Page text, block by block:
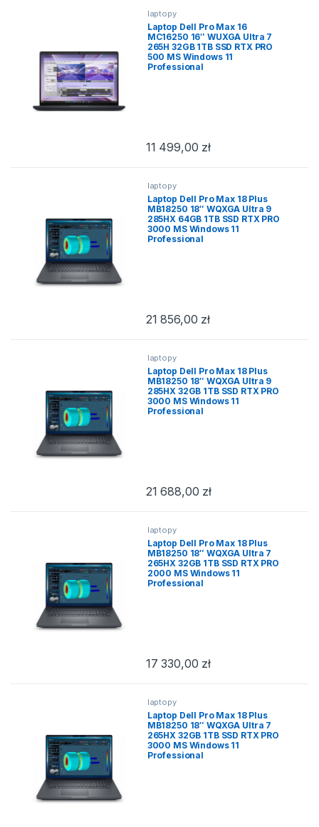
laptopy
Laptop Dell Pro Max 16
MC16250 16″ WUXGA Ultra 7
265H 32GB 1TB SSD RTX PRO
500 MS Windows 11
Professional
11 499,00 zł
laptopy
Laptop Dell Pro Max 18 Plus
MB18250 18″ WQXGA Ultra 9
285HX 64GB 1TB SSD RTX PRO
3000 MS Windows 11
Professional
21 856,00 zł
laptopy
Laptop Dell Pro Max 18 Plus
MB18250 18″ WQXGA Ultra 9
285HX 32GB 1TB SSD RTX PRO
3000 MS Windows 11
Professional
21 688,00 zł
laptopy
Laptop Dell Pro Max 18 Plus
MB18250 18″ WQXGA Ultra 7
265HX 32GB 1TB SSD RTX PRO
2000 MS Windows 11
Professional
17 330,00 zł
laptopy
Laptop Dell Pro Max 18 Plus
MB18250 18″ WQXGA Ultra 7
265HX 32GB 1TB SSD RTX PRO
3000 MS Windows 11
Professional